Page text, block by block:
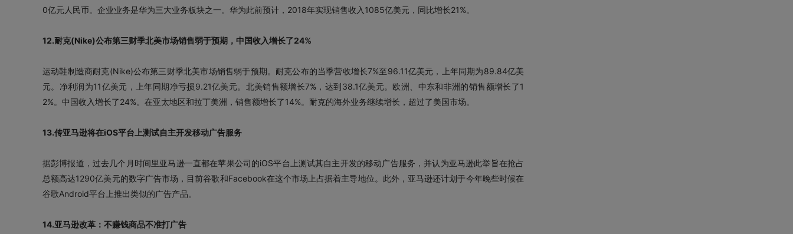
0亿元人民币。企业业务是华为三大业务板块之一。华为此前预计，2018年实现销售收入1085亿美元，同比增长21%。
12.耐克(Nike)公布第三财季北美市场销售弱于预期，中国收入增长了24%
运动鞋制造商耐克(Nike)公布第三财季北美市场销售弱于预期。耐克公布的当季营收增长7%至96.11亿美元，上年同期为89.84亿美
元。净利润为11亿美元，上年同期净亏损9.21亿美元。北美销售额增长7%，达到38.1亿美元。欧洲、中东和非洲的销售额增长了1
2%。中国收入增长了24%。在亚太地区和拉丁美洲，销售额增长了14%。耐克的海外业务继续增长，超过了美国市场。
13.传亚马逊将在iOS平台上测试自主开发移动广告服务
据彭博报道，过去几个月时间里亚马逊一直都在苹果公司的iOS平台上测试其自主开发的移动广告服务，并认为亚马逊此举旨在抢占
总额高达1290亿美元的数字广告市场，目前谷歌和Facebook在这个市场上占据着主导地位。此外，亚马逊还计划于今年晚些时候在
谷歌Android平台上推出类似的广告产品。
14.亚马逊改革：不赚钱商品不准打广告